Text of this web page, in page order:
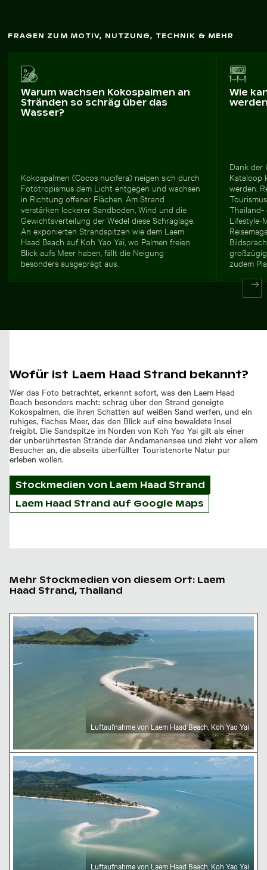
FRAGEN ZUM MOTIV, NUTZUNG, TECHNIK & MEHR
Warum wachsen Kokospalmen an
Stränden so schräg über das
Wasser?
Kokospalmen (Cocos nucifera) neigen sich durch
Fototropismus dem Licht entgegen und wachsen
in Richtung offener Flächen. Am Strand
verstärken lockerer Sandboden, Wind und die
Gewichtsverteilung der Wedel diese Schräglage.
An exponierten Strandspitzen wie dem Laem
Haad Beach auf Koh Yao Yai, wo Palmen freien
Blick aufs Meer haben, fällt die Neigung
besonders ausgeprägt aus.
Wie
Dank der
Kataloop
werden.
Thailand-
Lifestyle-
zudem
Wofür ist Laem Haad Strand bekannt?
Wer das Foto betrachtet, erkennt sofort, was den Laem Haad
Beach besonders macht: schräg über den Strand geneigte
Kokospalmen, die ihren Schatten auf weißen Sand werfen, und ein
ruhiges, flaches Meer, das den Blick auf eine bewaldete Insel
freigibt. Die Sandspitze im Norden von Koh Yao Yai gilt als einer
der unberührtesten Strände der Andamanensee und zieht vor allem
Besucher an, die abseits überfüllter Touristenorte Natur pur
erleben wollen.
Stockmedien von Laem Haad Strand
Laem Haad Strand auf Google Maps
Mehr Stockmedien von diesem Ort: Laem
Haad Strand, Thailand
Luftaufnahme von Laem Haad Beach, Koh Yao Yai
Luftaufnahme von Laem Haad Beach, Koh Yao Yai
Luftaufnahme von Laem Haad Beach, Koh Yao Yai
Luftaufnahme von Laem Haad Beach, Koh Yao Yai